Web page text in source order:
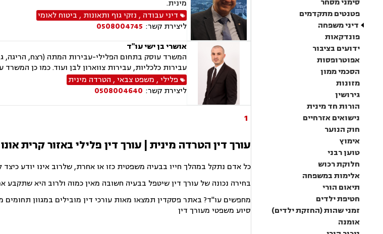
פטנטים מתקדמים
דיני משפחה
פונדקאות
ידועים בציבור
אפוטרופסות
הסכמי ממון
מזונות
גירושין
הורות חד מינית
נישואים אזרחיים
חוק הנוער
אימוץ
טוען רבני
חלוקת רכוש
אלימות במשפחה
תיאום הורי
חטיפת ילדים
זמני שהות (החזקת ילדים)
אומנה
מינית.
דיני עבודה , נזקי גוף ותאונות , ביטוח לאומי
ליצירת קשר: 0508004745
אושרי בן ישי עו"ד
המשרד עוסק בתחום הפלילי-עבירות המתה (רצח, הריגה,
עבירות כלכליות, עבירות צווארון לבן ועוד. כמו כן
פלילי, משפט צבאי, הטרדה מינית
ליצירת קשר: 0508004640
1
עורך דין הטרדה מינית | עורך דין פלילי באזור קרית
כל אדם נתקל במהלך חייו בבעיה משפטית כזו או אחרת, שלרוב אינו יודע
בחירה נכונה של עורך דין שיטפל בבעיה חשובה מאין כמוה ולרוב היא שתקבע
מחפשים עו"ד? באתר פסקדין תמצאו מאות עורכי דין מובילים במגוון תחומים
סיוע משפטי מעורך דין